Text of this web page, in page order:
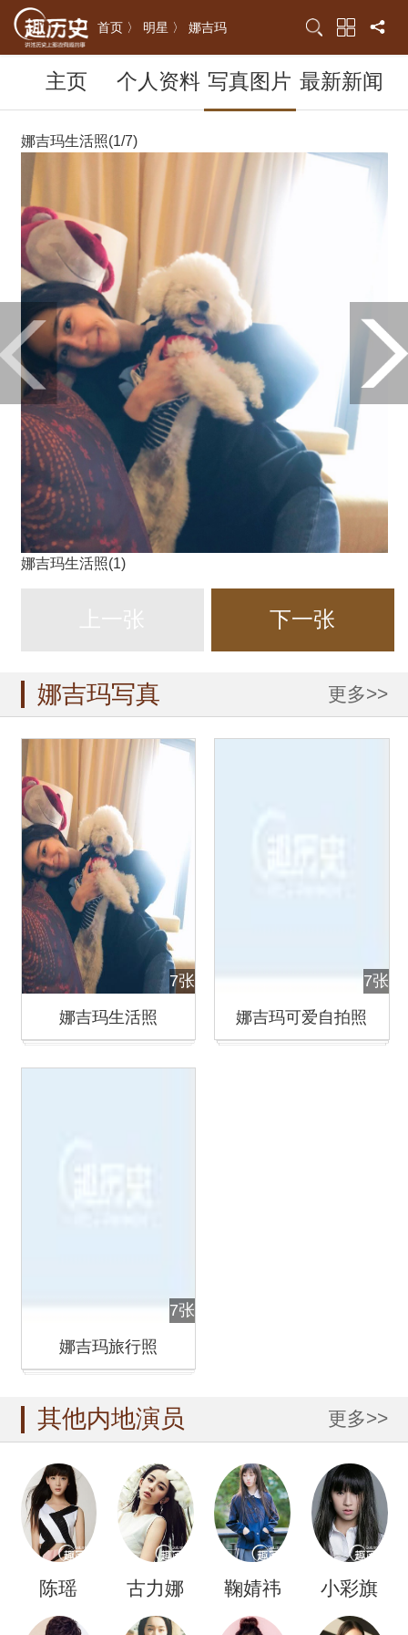
首页 〉 明星 〉 娜吉玛
主页 个人资料 写真图片 最新新闻
娜吉玛生活照(1/7)
娜吉玛生活照(1)
下一张
娜吉玛写真 更多>>
7张
娜吉玛生活照
7张
娜吉玛可爱自拍照
7张
娜吉玛旅行照
其他内地演员 更多>>
陈瑶 古力娜 鞠婧祎 小彩旗